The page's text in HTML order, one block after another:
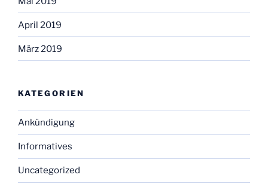
April 2019
März 2019
KATEGORIEN
Ankündigung
Informatives
Uncategorized